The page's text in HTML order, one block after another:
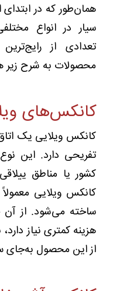
همان‌طور که در
سیار در انواع
تعدادی از
محصولات به شرح زیر
کانکس‌های
کانکس ویلایی یک
تفریحی دارد. این
کشور یا مناطق
کانکس ویلایی
ساخته می‌شود. از
هزینه کمتری نیاز
از این محصول به‌جای